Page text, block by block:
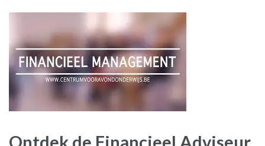
Ontdek de Financieel Adviseur